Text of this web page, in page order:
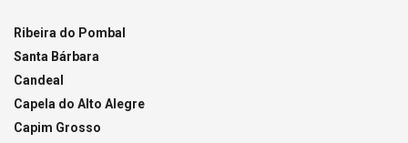
Ribeira do Pombal
Santa Bárbara
Candeal
Capela do Alto Alegre
Capim Grosso